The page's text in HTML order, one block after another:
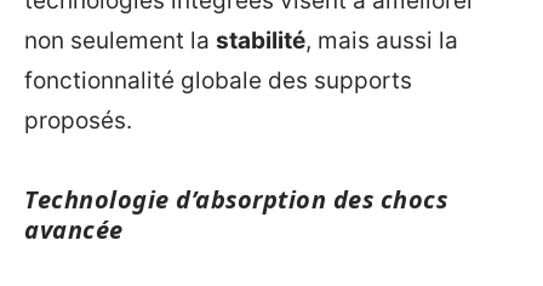
non seulement la stabilité, mais aussi la
fonctionnalité globale des supports
proposés.
Technologie d’absorption des chocs
avancée